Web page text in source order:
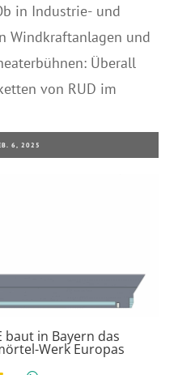
in Industrie- und
Windkraftanlagen und
Überall
von RUD im
6, 2025
baut in Bayern das
Werk Europas